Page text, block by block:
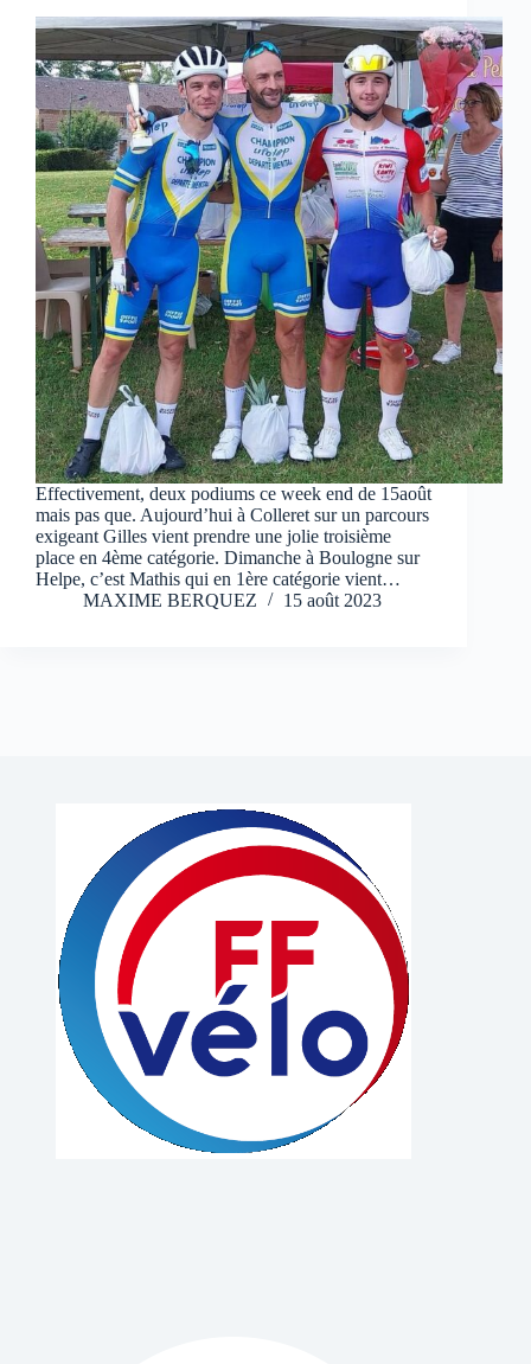
Effectivement, deux podiums ce week end de 15août
mais pas que. Aujourd’hui à Colleret sur un parcours
exigeant Gilles vient prendre une jolie troisième
place en 4ème catégorie. Dimanche à Boulogne sur
Helpe, c’est Mathis qui en 1ère catégorie vient…
MAXIME BERQUEZ
15 août 2023